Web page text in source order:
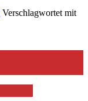
Verschlagwortet mit